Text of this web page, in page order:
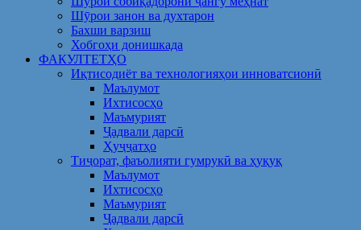
Шӯрои занон ва духтарон
Бахши варзиш
Хобгоҳи донишкада
ФАКУЛТЕТҲО
Иқтисодиёт ва технологияҳои инноватсионӣ
Маълумот
Ихтисосҳо
Маъмурият
Ҷадвали дарсӣ
Ҳуҷҷатҳо
Тиҷорат, фаъолияти гумрукӣ ва ҳуқуқ
Маълумот
Ихтисосҳо
Маъмурият
Ҷадвали дарсӣ